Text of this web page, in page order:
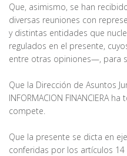
Que, asimismo, se han
diversas reuniones con
y distintas entidades que
regulados en el presente,
entre otras opiniones—, para
Que la Dirección de Asuntos
INFORMACION FINANCIERA
compete.
Que la presente se dicta en
conferidas por los artículos 14